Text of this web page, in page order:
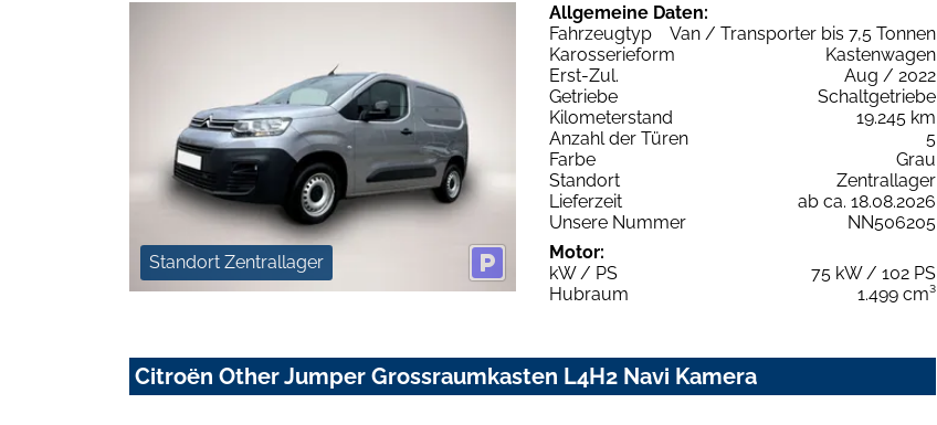
Standort Zentrallager
Allgemeine Daten:
Fahrzeugtyp
Van / Transporter bis 7,5 Tonnen
Karosserieform
Kastenwagen
Erst-Zul.
Aug / 2022
Getriebe
Schaltgetriebe
Kilometerstand
19.245 km
Anzahl der Türen
5
Farbe
Grau
Standort
Zentrallager
Lieferzeit
ab ca. 18.08.2026
Unsere Nummer
NN506205
Motor:
kW / PS
75 kW / 102 PS
Hubraum
1.499 cm³
Citroën Other Jumper Grossraumkasten L4H2 Navi Kamera